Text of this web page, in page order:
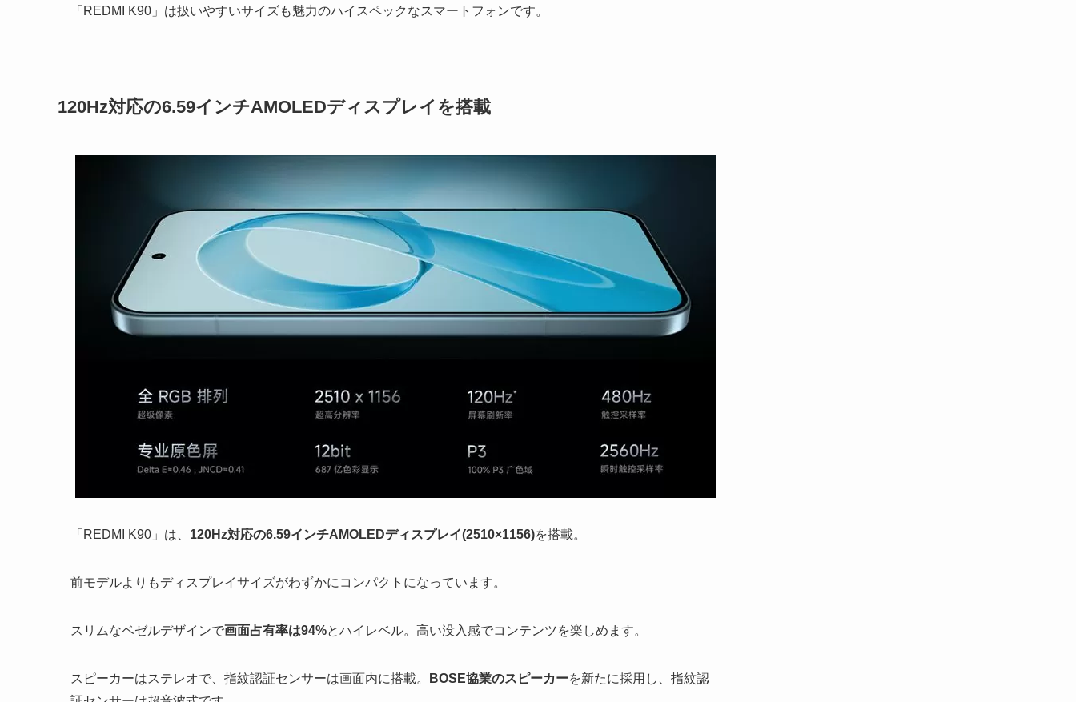
「REDMI K90」は扱いやすいサイズも魅力のハイスペックなスマートフォンです。
120Hz対応の6.59インチAMOLEDディスプレイを搭載
「REDMI K90」は、 120Hz対応の6.59インチAMOLEDディスプレイ(2510×1156)を搭載。
前モデルよりもディスプレイサイズがわずかにコンパクトになっています。
スリムなベゼルデザインで画面占有率は94%とハイレベル。高い没入感でコンテンツを楽しめます。
スピーカーはステレオで、指紋認証センサーは画面内に搭載。 BOSE協業のスピーカーを新たに採用し、指紋認